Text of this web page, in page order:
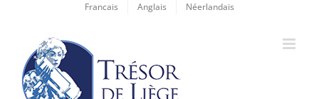
contenu
Francais Anglais Néerlandais